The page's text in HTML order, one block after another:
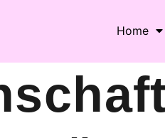
Home